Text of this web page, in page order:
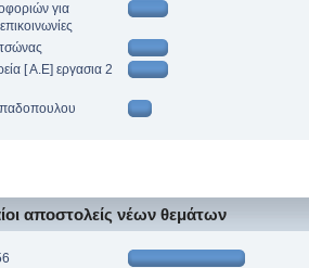
για
[ Α.Ε] εργασια 2
αποστολείς νέων θεμάτων